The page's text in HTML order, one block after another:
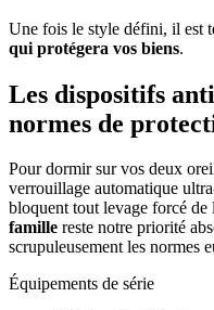
Une fois le style défini, il est
qui protégera vos biens.
Les dispositifs
normes de
Pour dormir sur vos deux
verrouillage automatique
bloquent tout levage forcé de
famille reste notre priorité
scrupuleusement les normes
Équipements de série